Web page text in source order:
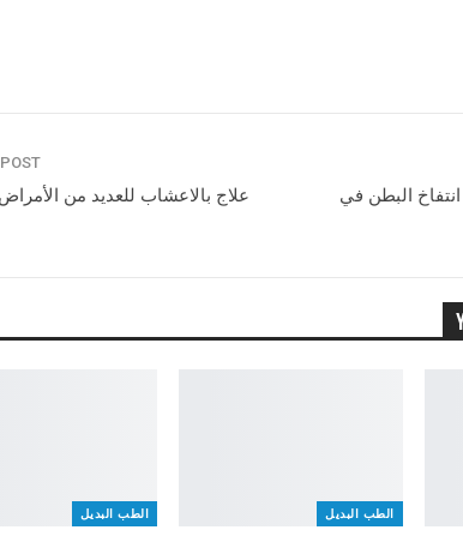
البطن في
علاج بالاعشاب للعديد من
الطب البديل الطب البديل